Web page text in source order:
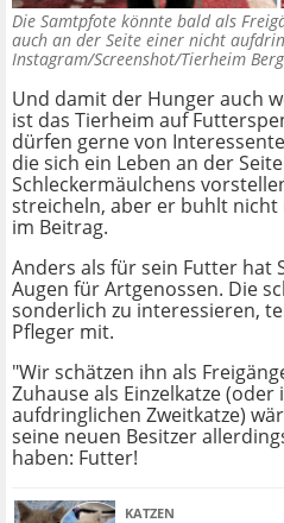
Die Samtpfote könnte bald als
auch an der Seite einer nicht
Instagram/Screenshot/Tierheim
Und damit der Hunger auch
ist das Tierheim auf
dürfen gerne von
die sich ein Leben an der
Schleckermäulchens
streicheln, aber er buhlt nicht
im Beitrag.
Anders als für sein Futter hat
Augen für Artgenossen. Die
sonderlich zu interessieren,
Pfleger mit.
"Wir schätzen ihn als
Zuhause als Einzelkatze
aufdringlichen Zweitkatze)
seine neuen Besitzer
haben: Futter!
KATZEN